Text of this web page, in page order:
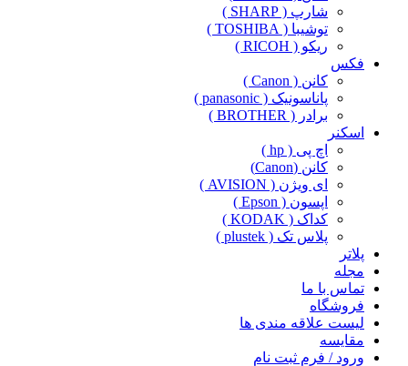
شارپ ( SHARP )
توشیبا ( TOSHIBA )
ریکو ( RICOH )
فکس
کانن ( Canon )
پاناسونیک ( panasonic )
برادر ( BROTHER )
اسکنر
اچ پی ( hp )
کانن (Canon)
ای ویژن ( AVISION )
اپسون ( Epson )
کداک ( KODAK )
پلاس تک ( plustek )
پلاتر
مجله
تماس با ما
فروشگاه
لیست علاقه مندی ها
مقایسه
ورود / فرم ثبت نام